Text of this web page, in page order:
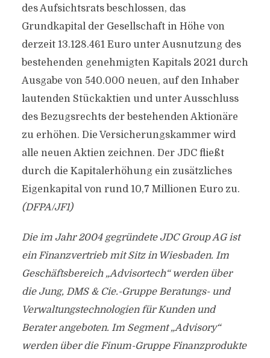
des Aufsichtsrats beschlossen, das
Grundkapital der Gesellschaft in Höhe von
derzeit 13.128.461 Euro unter Ausnutzung des
bestehenden genehmigten Kapitals 2021 durch
Ausgabe von 540.000 neuen, auf den Inhaber
lautenden Stückaktien und unter Ausschluss
des Bezugsrechts der bestehenden Aktionäre
zu erhöhen. Die Versicherungskammer wird
alle neuen Aktien zeichnen. Der JDC fließt
durch die Kapitalerhöhung ein zusätzliches
Eigenkapital von rund 10,7 Millionen Euro zu.
(DFPA/JF1)
Die im Jahr 2004 gegründete JDC Group AG ist
ein Finanzvertrieb mit Sitz in Wiesbaden. Im
Geschäftsbereich „Advisortech“ werden über
die Jung, DMS & Cie.-Gruppe Beratungs- und
Verwaltungstechnologien für Kunden und
Berater angeboten. Im Segment „Advisory“
werden über die Finum-Gruppe Finanzprodukte